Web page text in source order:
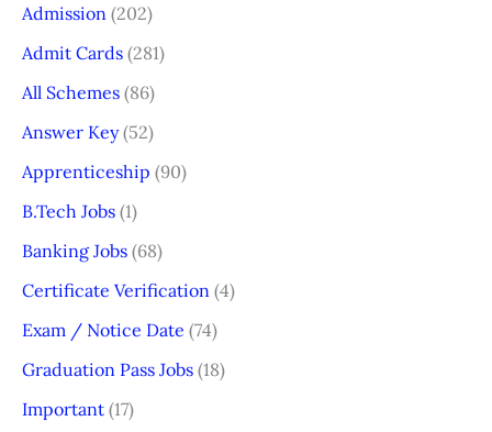
Admission (202)
Admit Cards (281)
All Schemes (86)
Answer Key(52)
Apprenticeship (90)
B.Tech Jobs (1)
Banking Jobs (68)
Certificate Verification (4)
Exam / Notice Date (74)
Graduation Pass Jobs (18)
Important (17)